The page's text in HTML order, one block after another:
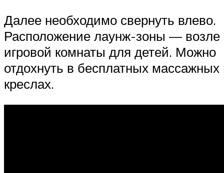
Далее необходимо свернуть влево.
Расположение лаунж-зоны — возле
игровой комнаты для детей. Можно
отдохнуть в бесплатных массажных
креслах.